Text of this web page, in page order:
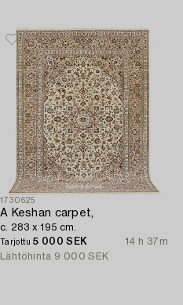
1730625
A Keshan carpet,
c. 283 x 195 cm.
Tarjottu5 000 SEK
14 h 37m
Lähtöhinta 9 000 SEK